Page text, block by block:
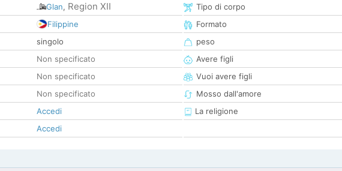
Glan, Region XII
Filippine
singolo
Non specificato
Non specificato
Non specificato
Accedi
Accedi
Tipo di corpo
Formato
peso
Avere figli
Vuoi avere figli
Mosso dall'amore
La religione